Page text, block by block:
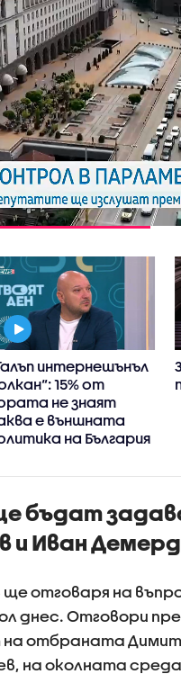
интернешънъл
15% от
не знаят
е външната
на България
бъдат
и Иван
отговаря на
днес. Отговори
отбраната
на околната